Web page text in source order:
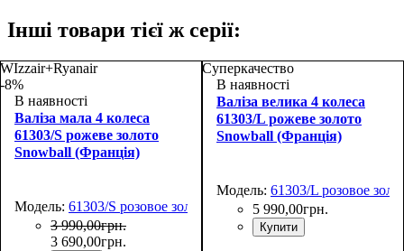
Інші товари тієї ж серії:
WIzzair+Ryanair
-8%
В наявності
Валіза мала 4 колеса
61303/S рожеве золото
Snowball (Франція)
Модель: 61303/S розовое золото
3 990,00грн.
3 690,00грн.
Суперкачество
В наявності
Валіза велика 4 колеса
61303/L рожеве золото
Snowball (Франція)
Модель: 61303/L розовое
5 990,00грн.
Купити